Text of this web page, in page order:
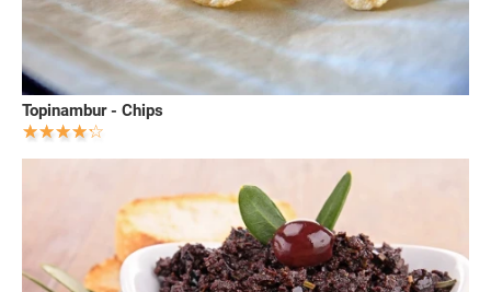
Topinambur - Chips